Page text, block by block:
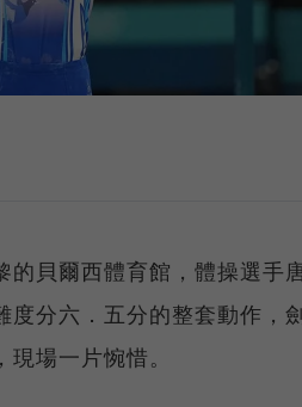
的貝爾西體育館，體操選手
度分六．五分的整套動作，
場一片惋惜。